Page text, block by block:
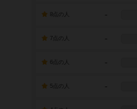
-
7点の人 -
-
-